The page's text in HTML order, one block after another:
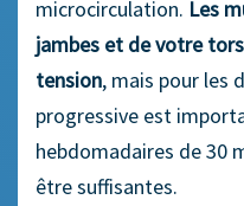
microcirculation. Les
jambes et de votre
tension, mais pour les
progressive est
hebdomadaires de 30
être suffisantes.